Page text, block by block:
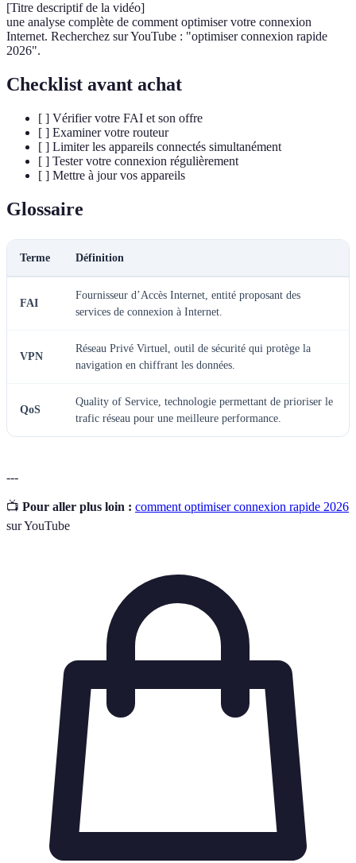
[Titre descriptif de la vidéo]
une analyse complète de comment optimiser votre connexion
Internet. Recherchez sur YouTube : "optimiser connexion rapide
2026".
Checklist avant achat
[ ] Vérifier votre FAI et son offre
[ ] Examiner votre routeur
[ ] Limiter les appareils connectés simultanément
[ ] Tester votre connexion régulièrement
[ ] Mettre à jour vos appareils
Glossaire
Terme Définition
FAI
Fournisseur d’Accès Internet, entité proposant des
services de connexion à Internet.
VPN
Réseau Privé Virtuel, outil de sécurité qui protège la
navigation en chiffrant les données.
QoS
Quality of Service, technologie permettant de prioriser le
trafic réseau pour une meilleure performance.
---
📺 Pour aller plus loin : comment optimiser connexion rapide 2026
sur YouTube